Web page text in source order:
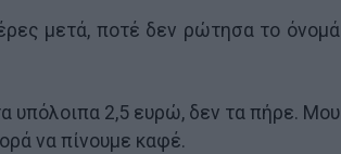
μετά, ποτέ δεν ρώτησα το όνομά
υπόλοιπα 2,5 ευρώ, δεν τα πήρε. Μου
να πίνουμε καφέ.